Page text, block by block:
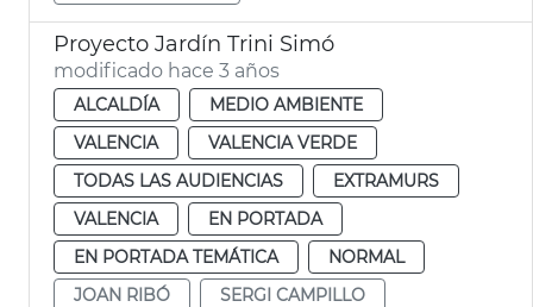
Proyecto Jardín Trini Simó
modificado hace 3 años
ALCALDÍA
MEDIO AMBIENTE
VALENCIA
VALENCIA VERDE
TODAS LAS AUDIENCIAS
EXTRAMURS
VALENCIA
EN PORTADA
EN PORTADA TEMÁTICA
NORMAL
JOAN RIBÓ
SERGI CAMPILLO